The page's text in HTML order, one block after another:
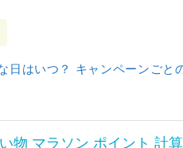
日はいつ？ キャンペーンご